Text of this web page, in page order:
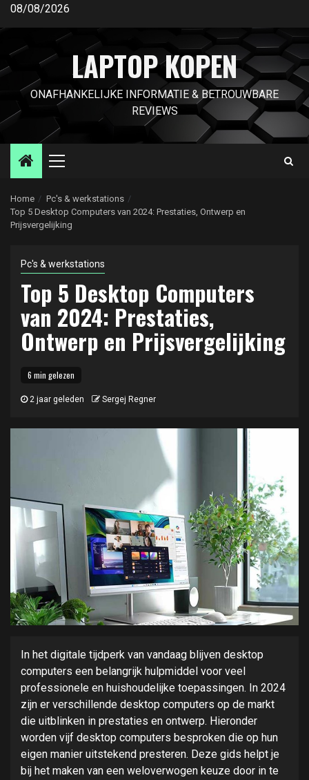
Ga
inhoud
08/08/2026
LAPTOP KOPEN
ONAFHANKELIJKE INFORMATIE & BETROUWBARE
REVIEWS
Primair
Home
Pc's & werkstations
Top 5 Desktop Computers van 2024: Prestaties, Ontwerp en
Prijsvergelijking
Pc's & werkstations
Top 5 Desktop Computers
van 2024: Prestaties,
Ontwerp en Prijsvergelijking
6 min gelezen
2 jaar geleden Sergej Regner
In het digitale tijdperk van vandaag blijven desktop
computers een belangrijk hulpmiddel voor veel
professionele en huishoudelijke toepassingen. In 2024
zijn er verschillende desktop computers op de markt
die uitblinken in prestaties en ontwerp. Hieronder
worden vijf desktop computers besproken die op hun
eigen manier uitstekend presteren. Deze gids helpt je
bij het maken van een weloverwogen keuze door in te